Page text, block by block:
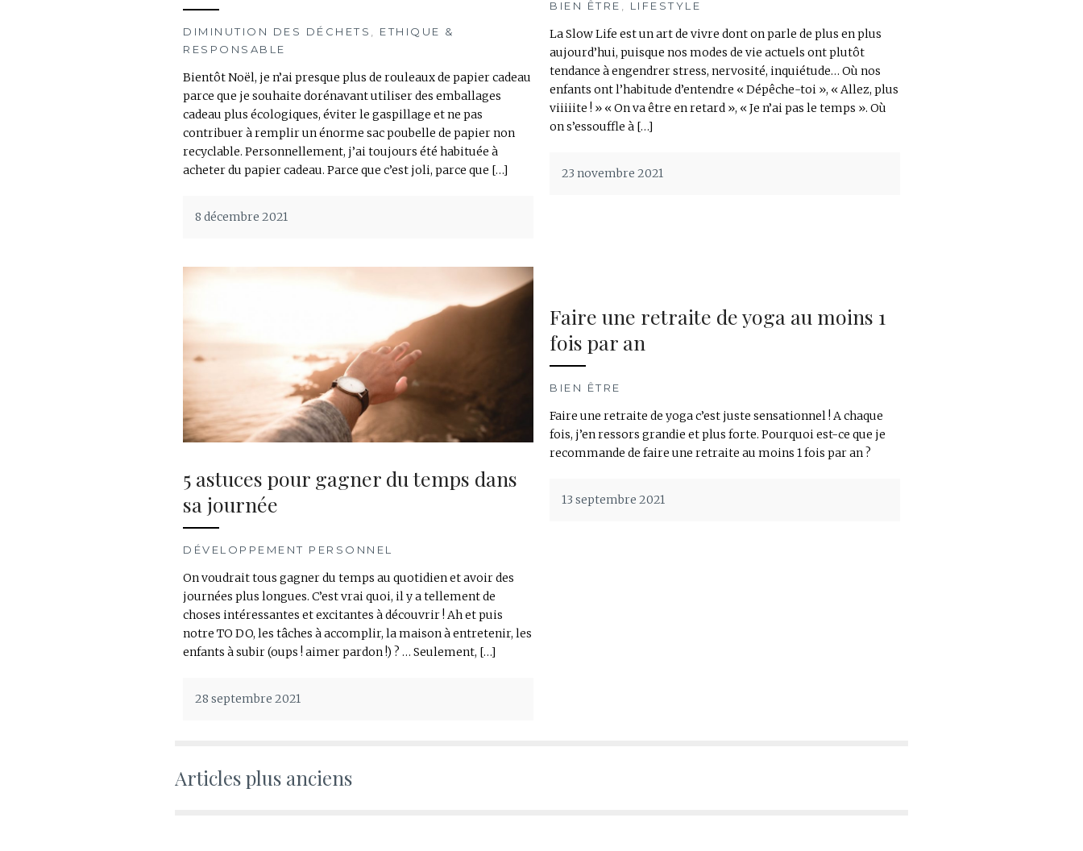
DIMINUTION DES DÉCHETS , ETHIQUE &
RESPONSABLE
Bientôt Noël, je n’ai presque plus de rouleaux de papier cadeau
parce que je souhaite dorénavant utiliser des emballages
cadeau plus écologiques, éviter le gaspillage et ne pas
contribuer à remplir un énorme sac poubelle de papier non
recyclable. Personnellement, j’ai toujours été habituée à
acheter du papier cadeau. Parce que c’est joli, parce que […]
8 décembre 2021
BIEN ÊTRE , LIFESTYLE
La Slow Life est un art de vivre dont on parle de plus en plus
aujourd’hui, puisque nos modes de vie actuels ont plutôt
tendance à engendrer stress, nervosité, inquiétude… Où nos
enfants ont l’habitude d’entendre « Dépêche-toi », « Allez, plus
viiiiite ! » « On va être en retard », « Je n’ai pas le temps ». Où
on s’essouffle à […]
23 novembre 2021
5 astuces pour gagner du temps dans
sa journée
DÉVELOPPEMENT PERSONNEL
On voudrait tous gagner du temps au quotidien et avoir des
journées plus longues. C’est vrai quoi, il y a tellement de
choses intéressantes et excitantes à découvrir ! Ah et puis
notre TO DO, les tâches à accomplir, la maison à entretenir, les
enfants à subir (oups ! aimer pardon !) ? … Seulement, […]
28 septembre 2021
Faire une retraite de yoga au moins 1
fois par an
BIEN ÊTRE
Faire une retraite de yoga c’est juste sensationnel ! A chaque
fois, j’en ressors grandie et plus forte. Pourquoi est-ce que je
recommande de faire une retraite au moins 1 fois par an ?
13 septembre 2021
Navigation
Articles plus anciens